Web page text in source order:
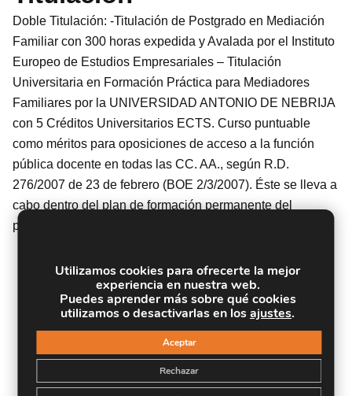
Doble Titulación: -Titulación de Postgrado en Mediación
Familiar con 300 horas expedida y Avalada por el Instituto
Europeo de Estudios Empresariales – Titulación
Universitaria en Formación Práctica para Mediadores
Familiares por la UNIVERSIDAD ANTONIO DE NEBRIJA
con 5 Créditos Universitarios ECTS. Curso puntuable
como méritos para oposiciones de acceso a la función
pública docente en todas las CC. AA., según R.D.
276/2007 de 23 de febrero (BOE 2/3/2007). Éste se lleva a
cabo dentro del plan de formación permanente del
profesorado de la Universidad Antonio de Nebrija
Utilizamos cookies para ofrecerte la mejor
experiencia en nuestra web.
Puedes aprender más sobre qué cookies
utilizamos o desactivarlas en losajustes.
Aceptar
Rechazar